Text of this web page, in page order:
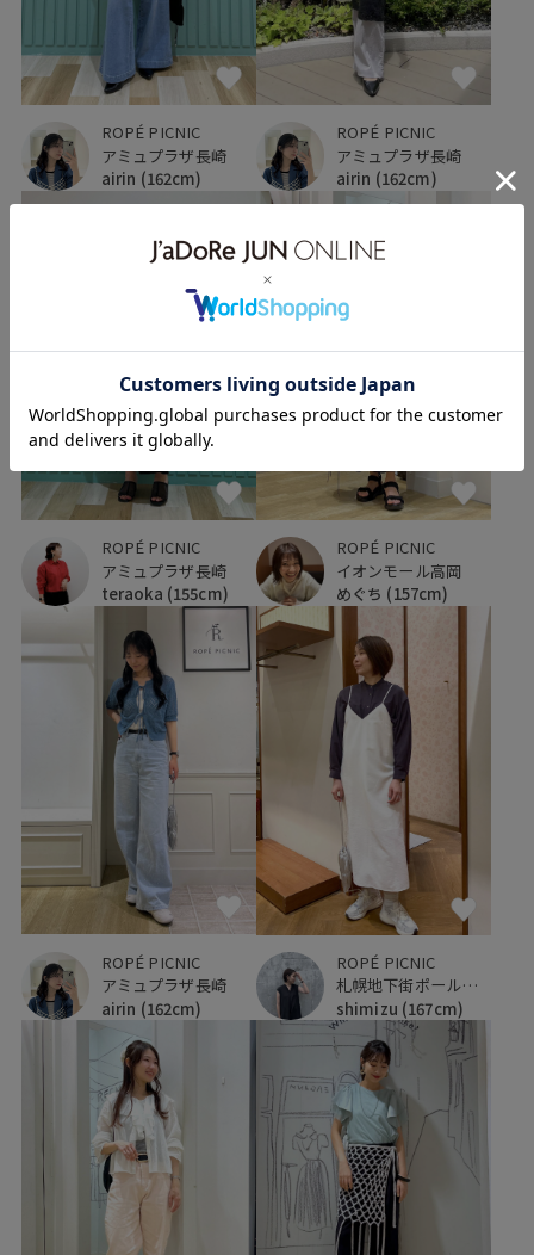
ROPÉ PICNIC
アミュプラザ長崎
airin (162cm)
ROPÉ PICNIC
アミュプラザ長崎
airin (162cm)
ROPÉ PICNIC
アミュプラザ長崎
teraoka (155cm)
ROPÉ PICNIC
イオンモール高岡
めぐち (157cm)
ROPÉ PICNIC
アミュプラザ長崎
airin (162cm)
ROPÉ PICNIC
札幌地下街ポールタウン
shimizu (167cm)